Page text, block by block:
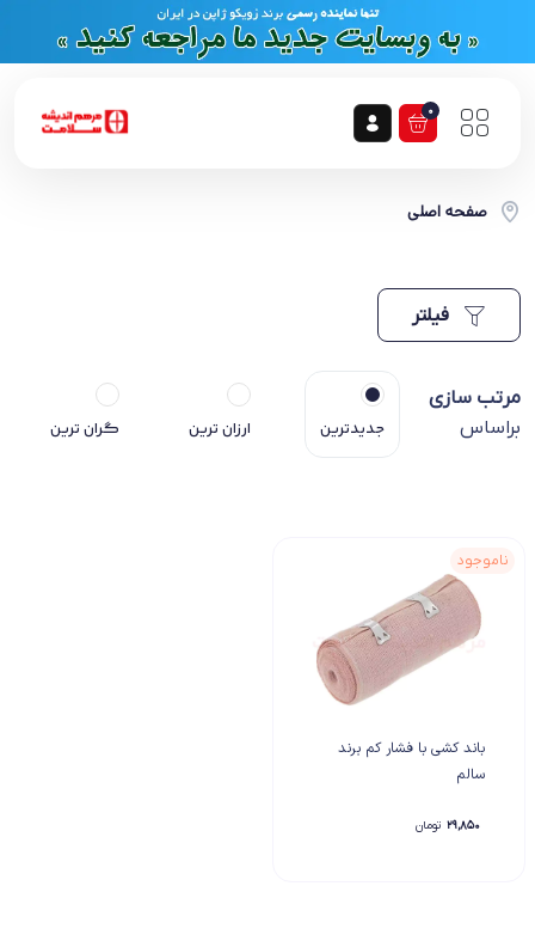
0
صفحه اصلی
مرتب سازی
براساس
جدیدترین ارزان ترین گران ترین
باند کشی با فشار کم برند
سالم
۲۹,۸۵۰ تومان
ناموجود